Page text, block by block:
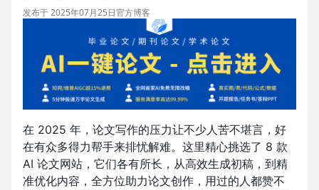
发布于 2025年07月25日官方博客
在 2025 年，论文写作的压力让不少人苦不堪言，好
在有众多得力帮手来排忧解难。这里精心挑选了 8 款
AI 论文网站，它们各有所长，从高效生成初稿，到精
准优化内容，全方位助力论文创作，用过的人都赞不